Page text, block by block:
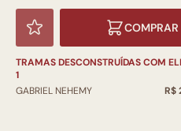
COMPRAR
TRAMAS DESCONSTRUÍDAS COM
1
GABRIEL NEHEMY
R$